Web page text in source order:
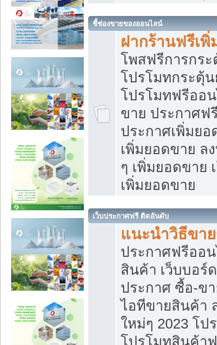
ชี้ช่องขายของออนไลน์
ฝากร้านฟรีเ
โพสฟรีการกร
โปรโมทกระตุ้
โปรโมทฟรีออ
ขาย ประกาศฟ
ประกาศเพิ่มย
เพิ่มยอดขาย ล
ๆ เพิ่มยอดขาย
เพิ่มยอดขาย
เว็บประกาศฟรี ติดอันดับ
แนะนำวิธีขา
ประกาศฟรีออ
สินค้า เว็บบอร์
ประกาศ ซื้อ-ข
ไอทีขายสินค้า
ใหม่ๆ 2023 โป
โปรโมทสินค้า